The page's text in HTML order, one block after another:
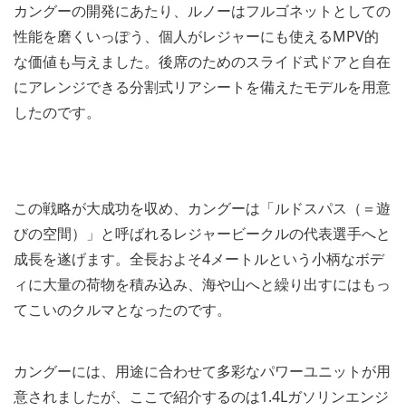
カングーの開発にあたり、ルノーはフルゴネットとしての
性能を磨くいっぽう、個人がレジャーにも使えるMPV的
な価値も与えました。後席のためのスライド式ドアと自在
にアレンジできる分割式リアシートを備えたモデルを用意
したのです。
この戦略が大成功を収め、カングーは「ルドスパス（＝遊
びの空間）」と呼ばれるレジャービークルの代表選手へと
成長を遂げます。全長およそ4メートルという小柄なボデ
ィに大量の荷物を積み込み、海や山へと繰り出すにはもっ
てこいのクルマとなったのです。
カングーには、用途に合わせて多彩なパワーユニットが用
意されましたが、ここで紹介するのは1.4Lガソリンエンジ